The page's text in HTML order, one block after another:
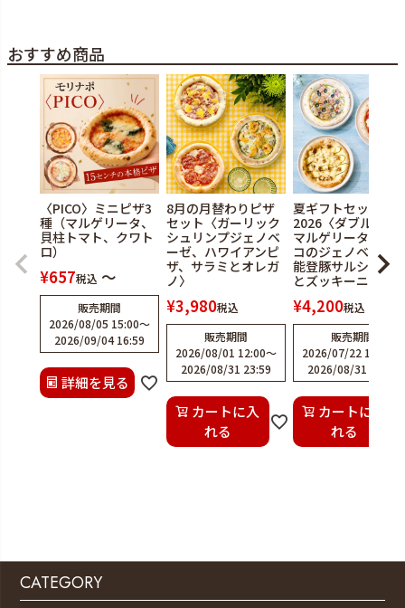
おすすめ商品
〈PICO〉ミニピザ3
種（マルゲリータ、
貝柱トマト、クワト
ロ）
¥657税込 〜
販売期間
2026/08/05 15:00〜
2026/09/04 16:59
詳細を見る
8月の月替わりピザ
セット〈ガーリック
シュリンプジェノベ
ーゼ、ハワイアンピ
ザ、サラミとオレガ
ノ〉
¥3,980税込
販売期間
2026/08/01 12:00〜
2026/08/31 23:59
カートに入
れる
夏ギフトセット
2026〈ダブルチー
マルゲリータ、水
コのジェノベーゼ
能登豚サルシッチ
とズッキーニ〉
¥4,200税込
販売期間
2026/07/22 12:00
2026/08/31 23:59
カートに入
れる
CATEGORY